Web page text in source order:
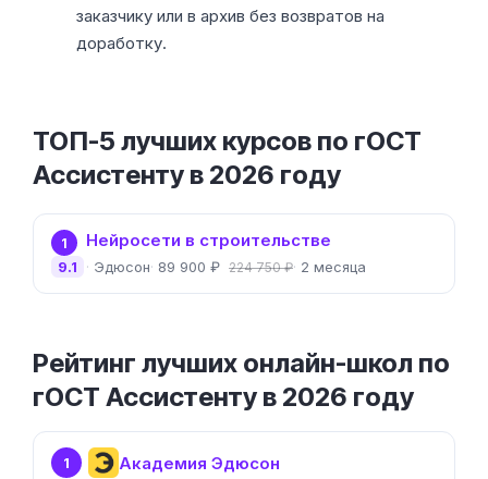
заказчику или в архив без возвратов на
доработку.
ТОП-5 лучших курсов по гОСТ
Ассистенту в 2026 году
1 Нейросети в строительстве
Эдюсон 89 900 ₽ 224 750 ₽ 2 месяца
9.1
Рейтинг лучших онлайн-школ по
гОСТ Ассистенту в 2026 году
1 Академия Эдюсон